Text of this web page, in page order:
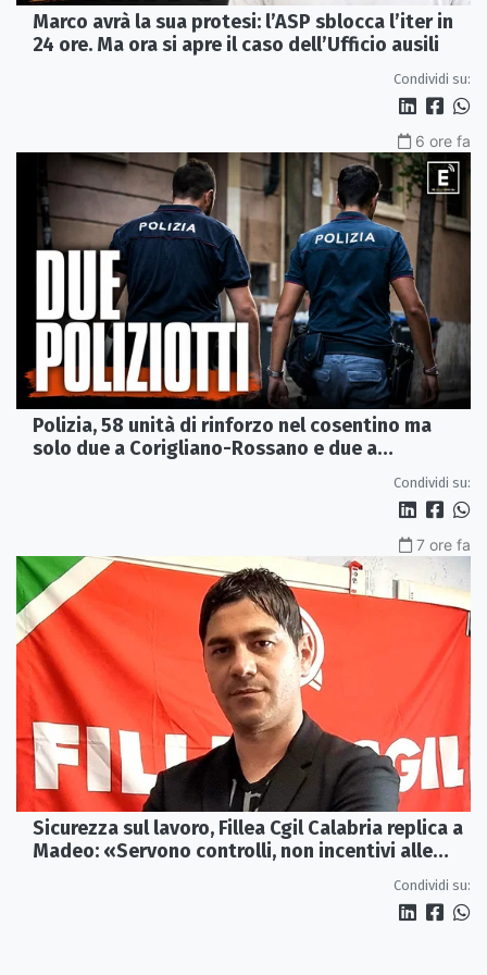
Marco avrà la sua protesi: l’ASP sblocca l’iter in
24 ore. Ma ora si apre il caso dell’Ufficio ausili
Condividi su:
6 ore fa
Polizia, 58 unità di rinforzo nel cosentino ma
solo due a Corigliano-Rossano e due a
Condividi su:
7 ore fa
Sicurezza sul lavoro, Fillea Cgil Calabria replica a
Madeo: «Servono controlli, non incentivi alle
Condividi su: